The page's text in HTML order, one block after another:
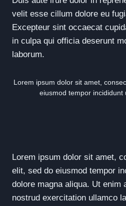
velit esse cillum dolore eu
Excepteur sint occaecat
in culpa qui officia deserunt
laborum.
Lorem ipsum dolor sit amet,
eiusmod tempor incididunt
Lorem ipsum dolor sit amet,
elit, sed do eiusmod tempor
dolore magna aliqua. Ut enim
nostrud exercitation ullamco